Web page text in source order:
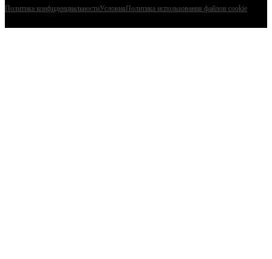
Политика конфиденциальностиУсловияПолитика использования файлов cookie